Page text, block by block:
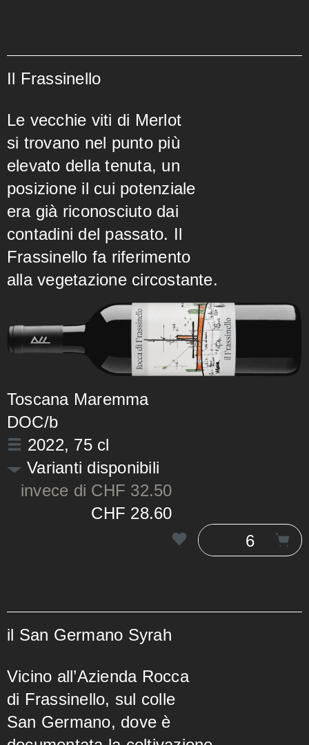
Il Frassinello
Le vecchie viti di Merlot
si trovano nel punto più
elevato della tenuta, un
posizione il cui potenziale
era già riconosciuto dai
contadini del passato. Il
Frassinello fa riferimento
alla vegetazione circostante.
Toscana Maremma
DOC/b
2022, 75 cl
Varianti disponibili
invece di CHF 32.50
CHF 28.60
il San Germano Syrah
Vicino all’Azienda Rocca
di Frassinello, sul colle
San Germano, dove è